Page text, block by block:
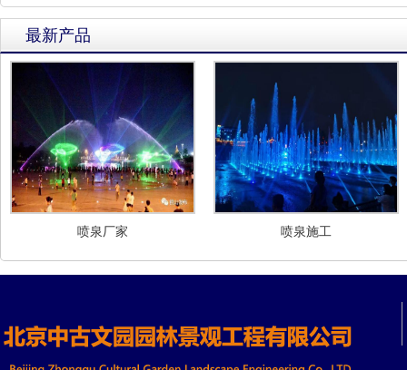
最新产品
喷泉厂家 喷泉施工